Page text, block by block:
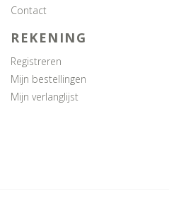
Contact
REKENING
Registreren
Mijn bestellingen
Mijn verlanglijst